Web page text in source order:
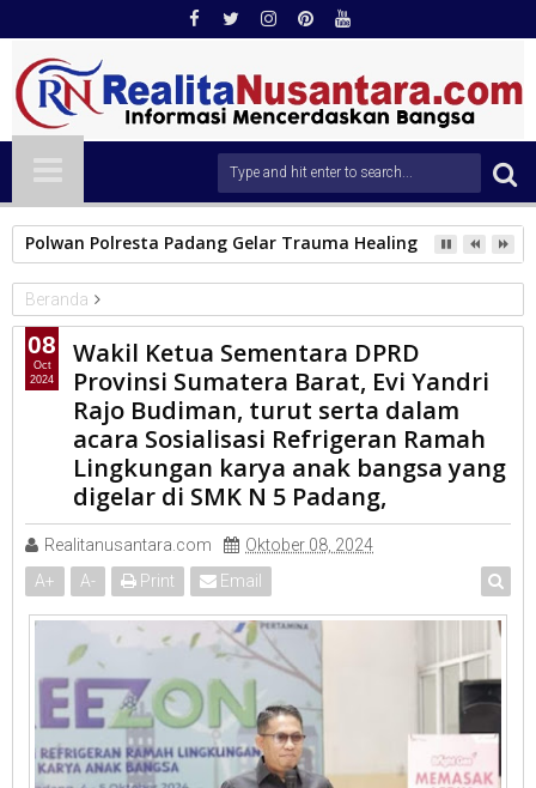
Polwan Polresta Padang Gelar Trauma Healing untuk
Beranda
PARLEMEN
Wakil Ketua Sementara DPRD Provinsi Sumatera Barat, Evi
Yandri Rajo Budiman, turut serta dalam acara Sosialisasi
Refrigeran Ramah Lingkungan karya anak bangsa yang digelar di
SMK N 5 Padang,
Wakil Ketua Sementara DPRD
Provinsi Sumatera Barat, Evi Yandri
Rajo Budiman, turut serta dalam
acara Sosialisasi Refrigeran Ramah
Lingkungan karya anak bangsa yang
digelar di SMK N 5 Padang,
Realitanusantara.com
Oktober 08, 2024
A+ A- Print Email
08
Oct
2024